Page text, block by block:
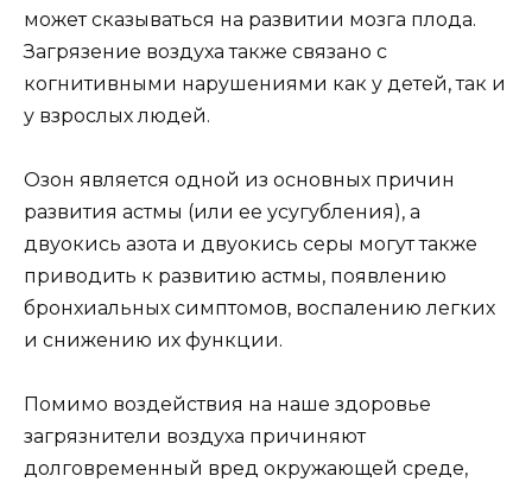
может сказываться на развитии мозга плода.
Загрязение воздуха также связано с
когнитивными нарушениями как у детей, так и
у взрослых людей.
Озон является одной из основных причин
развития астмы (или ее усугубления), а
двуокись азота и двуокись серы могут также
приводить к развитию астмы, появлению
бронхиальных симптомов, воспалению легких
и снижению их функции.
Помимо воздействия на наше здоровье
загрязнители воздуха причиняют
долговременный вред окружающей среде,